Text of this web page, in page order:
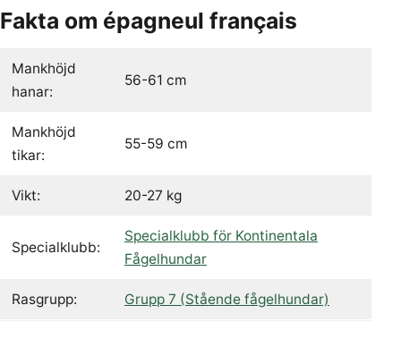
Fakta om épagneul français
Mankhöjd
hanar:
56-61 cm
Mankhöjd
tikar:
55-59 cm
Vikt: 20-27 kg
Specialklubb:
Specialklubb för Kontinentala
Fågelhundar
Rasgrupp: Grupp 7 (Stående fågelhundar)